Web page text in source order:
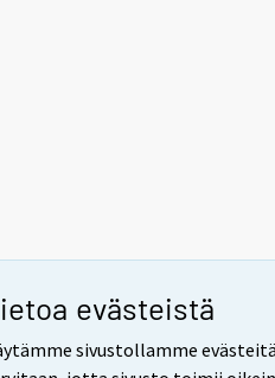
evästeistä
sivustollamme